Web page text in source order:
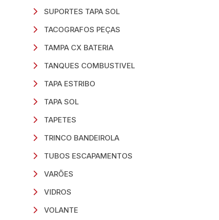
SUPORTES TAPA SOL
TACOGRAFOS PEÇAS
TAMPA CX BATERIA
TANQUES COMBUSTIVEL
TAPA ESTRIBO
TAPA SOL
TAPETES
TRINCO BANDEIROLA
TUBOS ESCAPAMENTOS
VARÕES
VIDROS
VOLANTE